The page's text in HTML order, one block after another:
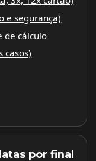
e segurança)
de cálculo
casos)
por final